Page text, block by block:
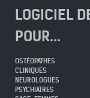
LOGICIEL
POUR...
OSTÉOPATHES
CLINIQUES
NEUROLOGUES
PSYCHIATRES